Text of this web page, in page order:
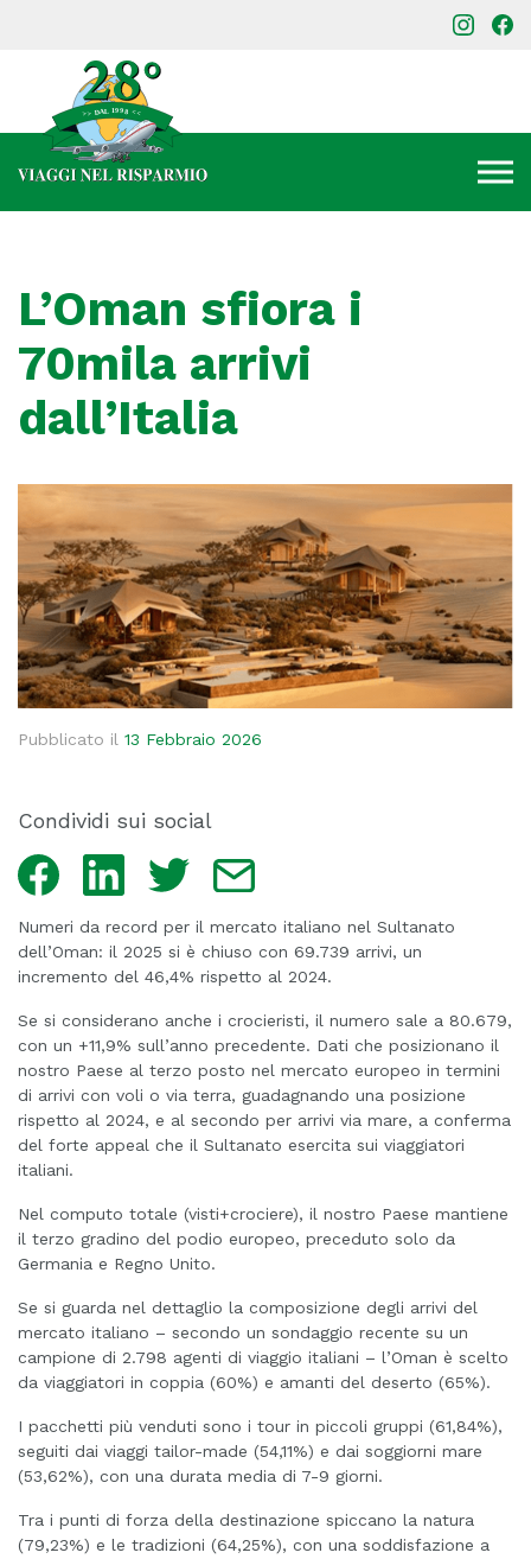
L’Oman sfiora i
70mila arrivi
dall’Italia
Pubblicato il 13 Febbraio 2026
Condividi sui social
Facebook LinkedIn Twitter
Numeri da record per il mercato italiano nel Sultanato
dell’Oman: il 2025 si è chiuso con 69.739 arrivi, un
incremento del 46,4% rispetto al 2024.
Se si considerano anche i crocieristi, il numero sale a 80.679,
con un +11,9% sull’anno precedente. Dati che posizionano il
nostro Paese al terzo posto nel mercato europeo in termini
di arrivi con voli o via terra, guadagnando una posizione
rispetto al 2024, e al secondo per arrivi via mare, a conferma
del forte appeal che il Sultanato esercita sui viaggiatori
italiani.
Nel computo totale (visti+crociere), il nostro Paese mantiene
il terzo gradino del podio europeo, preceduto solo da
Germania e Regno Unito.
Se si guarda nel dettaglio la composizione degli arrivi del
mercato italiano – secondo un sondaggio recente su un
campione di 2.798 agenti di viaggio italiani – l’Oman è scelto
da viaggiatori in coppia (60%) e amanti del deserto (65%).
I pacchetti più venduti sono i tour in piccoli gruppi (61,84%),
seguiti dai viaggi tailor-made (54,11%) e dai soggiorni mare
(53,62%), con una durata media di 7-9 giorni.
Tra i punti di forza della destinazione spiccano la natura
(79,23%) e le tradizioni (64,25%), con una soddisfazione a